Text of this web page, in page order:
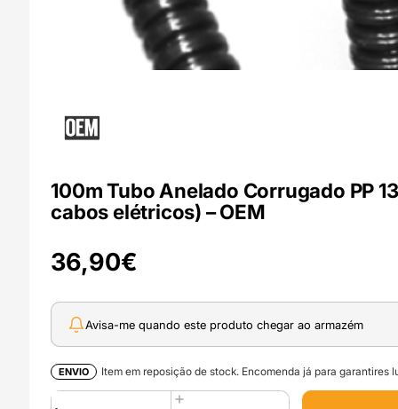
100m Tubo Anelado Corrugado PP
cabos elétricos) – OEM
36,90€
Avisa-me quando este produto chegar ao armazém
ENVIO Item em reposição de stock. Encomenda já para garantires
Quantidade